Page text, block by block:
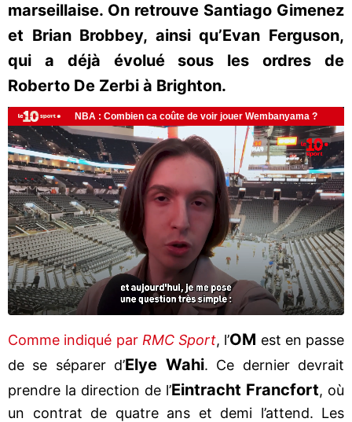
marseillaise. On retrouve Santiago Gimenez
et Brian Brobbey, ainsi qu’Evan Ferguson,
qui a déjà évolué sous les ordres de
Roberto De Zerbi à Brighton.
Comme indiqué par RMC Sport, l’OM est en passe
de se séparer d’Elye Wahi. Ce dernier devrait
prendre la direction de l’Eintracht Francfort, où
un contrat de quatre ans et demi l’attend. Les